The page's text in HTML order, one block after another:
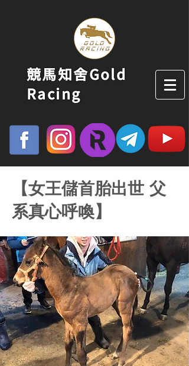
競馬知舍Gold
Racing
【女王儲首胎出世 父
系真心呼喚】